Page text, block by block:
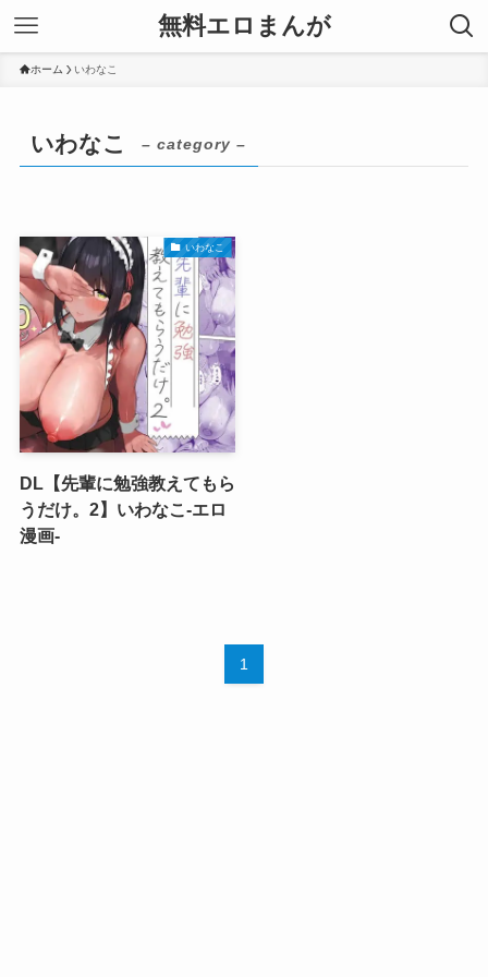
無料エロまんが
ホーム いわなこ
いわなこ – category –
いわなこ
DL【先輩に勉強教えてもら
うだけ。2】いわなこ-エロ
漫画-
1